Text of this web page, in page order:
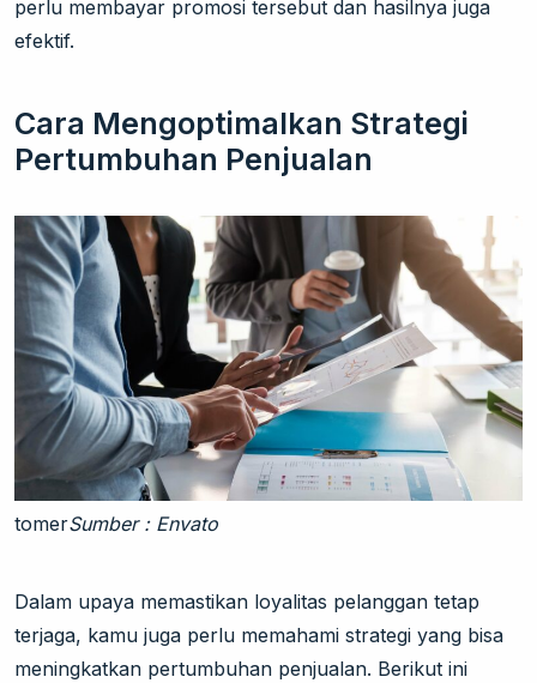
perlu membayar promosi tersebut dan hasilnya juga
efektif.
Cara Mengoptimalkan Strategi
Pertumbuhan Penjualan
tomerSumber : Envato
Dalam upaya memastikan loyalitas pelanggan tetap
terjaga, kamu juga perlu memahami strategi yang bisa
meningkatkan pertumbuhan penjualan. Berikut ini